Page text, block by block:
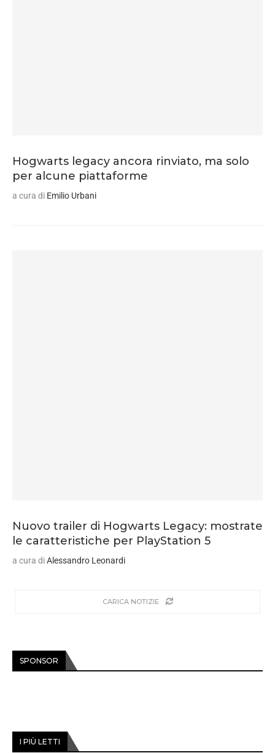
Hogwarts legacy ancora rinviato, ma solo
per alcune piattaforme
a cura di Emilio Urbani
Nuovo trailer di Hogwarts Legacy: mostrate
le caratteristiche per PlayStation 5
a cura diAlessandro Leonardi
CARICA NOTIZIE
SPONSOR
I PIÙ LETTI